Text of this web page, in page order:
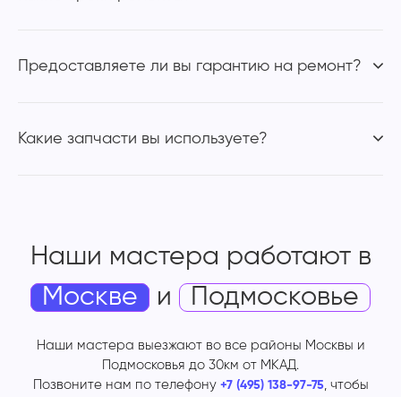
Предоставляете ли вы гарантию на ремонт?
Какие запчасти вы используете?
Наши мастера работают в
Москве
и Подмосковье
Наши мастера выезжают во все районы Москвы и
Подмосковья до 30км от МКАД.
Позвоните нам по телефону +7 (495) 138-97-75, чтобы